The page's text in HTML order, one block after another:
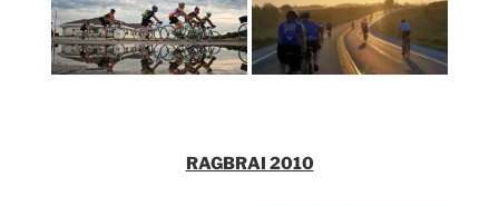
RAGBRAI 2010